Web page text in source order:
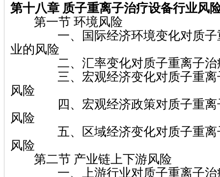
第十八章 质子重离子治疗设备行业风
第一节 环境风险
一、国际经济环境变化对质子
业的风险
二、汇率变化对质子重离子治
三、宏观经济变化对质子重离
风险
四、宏观经济政策对质子重离
风险
五、区域经济变化对质子重离
风险
第二节 产业链上下游风险
一、上游行业对质子重离子治